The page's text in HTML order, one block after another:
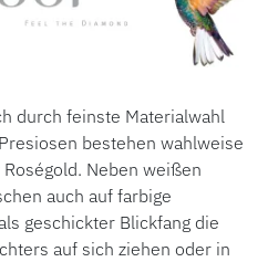
durch feinste Materialwahl
bestehen wahlweise
Neben weißen
auch auf farbige
geschickter Blickfang die
auf sich ziehen oder in